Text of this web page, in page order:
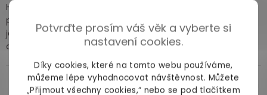
Potvrďte prosím váš věk a vyberte si
nastavení cookies.
Díky cookies, které na tomto webu používáme,
můžeme lépe vyhodnocovat návštěvnost. Můžete
„Přijmout všechny cookies,“ nebo se pod tlačítkem
Hezky mi voní a dobře se roztírá a vpíjí,. Řekl bych, že i
pokožku mám po něm jemnější... ale to je asi taky to
jediné co dělá, protože žádné zesvětlení se zatím nekoná
a to už ho mám čtyři dny!!
O_O před 9 měsíci